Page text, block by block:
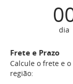
dia
Frete e Prazo
Calcule o frete e
região: